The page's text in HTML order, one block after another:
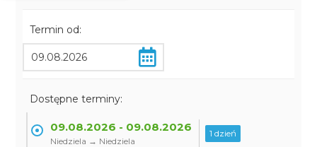
Termin od:
Dostępne terminy:
09.08.2026 - 09.08.2026
Niedziela → Niedziela
1 dzień